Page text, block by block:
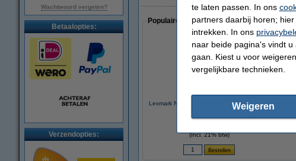
Wachtwoord vergeten?
Betaalopties:
Verzendopties:
Populaire artikelen van klanten die dit
Lexmark Nr.60 (17G0060) inktcartridge kleur
(123inkt huismerk)
(Incl. 21% btw)
te laten passen. In ons
partners daarbij horen;
intrekken. In ons
naar beide pagina's vindt
gaan. Kiest u voor
vergelijkbare technieken.
Weigeren